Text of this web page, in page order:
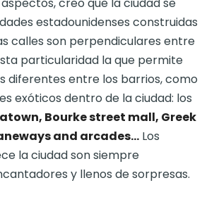
creo que la ciudad se
estadounidenses construidas
calles son perpendiculares entre
particularidad la que permite
diferentes entre los barrios, como
exóticos dentro de la ciudad: los
Bourke street mall, Greek
and arcades... Los
la ciudad son siempre
y llenos de sorpresas.